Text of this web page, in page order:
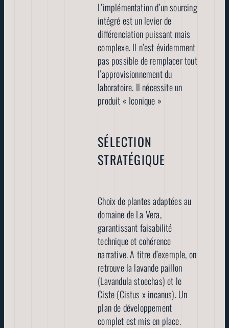
L’implémentation d’un sourcing
intégré est un levier de
différenciation puissant mais
complexe. Il n’est évidemment
pas possible de remplacer tout
l’approvisionnement du
laboratoire. Il nécessite un
produit « Iconique »
SÉLECTION
STRATÉGIQUE
Choix de plantes adaptées au
domaine de La Vera,
garantissant faisabilité
technique et cohérence
narrative. A titre d’exemple, on
retrouve la lavande paillon
(Lavandula stoechas) et le
Ciste (Cistus x incanus). Un
plan de développement
complet est mis en place.